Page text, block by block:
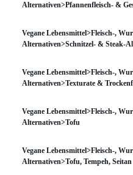
Alternativen>Pfannenfleisch- &
Vegane Lebensmittel>Fleisch-,
Alternativen>Schnitzel- & Steak-
Vegane Lebensmittel>Fleisch-,
Alternativen>Texturate &
Vegane Lebensmittel>Fleisch-,
Alternativen>Tofu
Vegane Lebensmittel>Fleisch-,
Alternativen>Tofu, Tempeh, Seitan